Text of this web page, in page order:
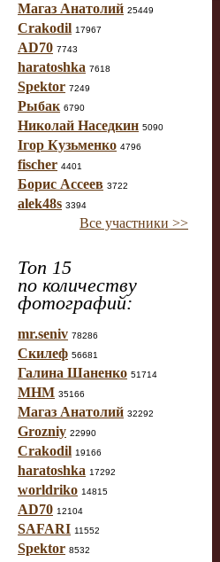
Магаз Анатолий 25449
Crakodil 17967
AD70 7743
haratoshka 7618
Spektor 7249
Рыбак 6790
Николай Наседкин 5090
Ігор Кузьменко 4796
fischer 4401
Борис Ассеев 3722
alek48s 3394
Все участники >>
Топ 15
по количеству
фотографий:
mr.seniv 78286
Скилеф 56681
Галина Шаненко 51714
МНМ 35166
Магаз Анатолий 32292
Grozniy 22990
Crakodil 19166
haratoshka 17292
worldriko 14815
AD70 12104
SAFARI 11552
Spektor 8532